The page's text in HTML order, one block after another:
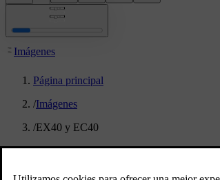
location:
Imágenes
Página principal
/Imágenes
/EX40 y EC40